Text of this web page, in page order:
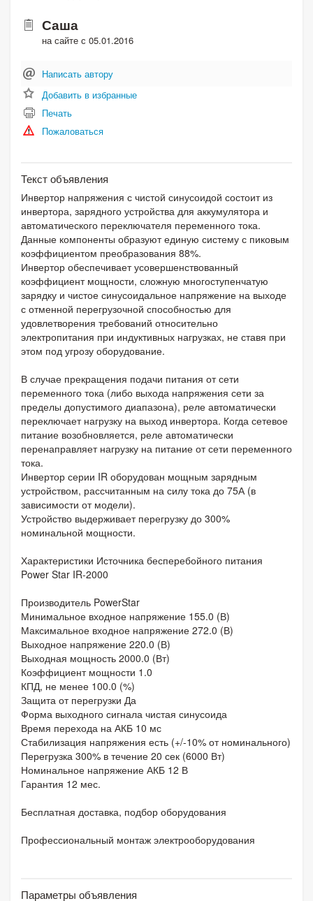
Саша
на сайте с 05.01.2016
Написать автору
Добавить в избранные
Печать
Пожаловаться
Текст объявления
Инвертор напряжения с чистой синусоидой состоит из
инвертора, зарядного устройства для аккумулятора и
автоматического переключателя переменного тока.
Данные компоненты образуют единую систему с пиковым
коэффициентом преобразования 88%.
Инвертор обеспечивает усовершенствованный
коэффициент мощности, сложную многоступенчатую
зарядку и чистое синусоидальное напряжение на выходе
с отменной перегрузочной способностью для
удовлетворения требований относительно
электропитания при индуктивных нагрузках, не ставя при
этом под угрозу оборудование.
В случае прекращения подачи питания от сети
переменного тока (либо выхода напряжения сети за
пределы допустимого диапазона), реле автоматически
переключает нагрузку на выход инвертора. Когда сетевое
питание возобновляется, реле автоматически
перенаправляет нагрузку на питание от сети переменного
тока.
Инвертор серии IR оборудован мощным зарядным
устройством, рассчитанным на силу тока до 75А (в
зависимости от модели).
Устройство выдерживает перегрузку до 300%
номинальной мощности.
Характеристики Источника бесперебойного питания
Power Star IR-2000
Производитель PowerStar
Минимальное входное напряжение 155.0 (В)
Максимальное входное напряжение 272.0 (В)
Выходное напряжение 220.0 (В)
Выходная мощность 2000.0 (Вт)
Коэффициент мощности 1.0
КПД, не менее 100.0 (%)
Защита от перегрузки Да
Форма выходного сигнала чистая синусоида
Время перехода на АКБ 10 мс
Стабилизация напряжения есть (+/-10% от номинального)
Перегрузка 300% в течение 20 сек (6000 Вт)
Номинальное напряжение АКБ 12 В
Гарантия 12 мес.
Бесплатная доставка, подбор оборудования
Профессиональный монтаж электрооборудования
Параметры объявления